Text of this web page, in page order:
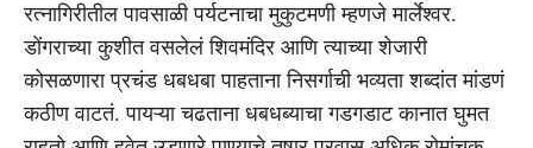
रत्नागिरीतील पावसाळी पर्यटनाचा मुकुटमणी म्हणजे मार्लेश्वर.
डोंगराच्या कुशीत वसलेलं शिवमंदिर आणि त्याच्या शेजारी
कोसळणारा प्रचंड धबधबा पाहताना निसर्गाची भव्यता शब्दांत मांडणं
कठीण वाटतं. पायऱ्या चढताना धबधब्याचा गडगडाट कानात घुमत